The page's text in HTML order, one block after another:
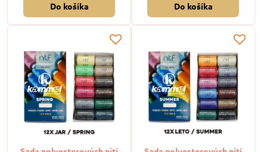
Do košíka Do košíka